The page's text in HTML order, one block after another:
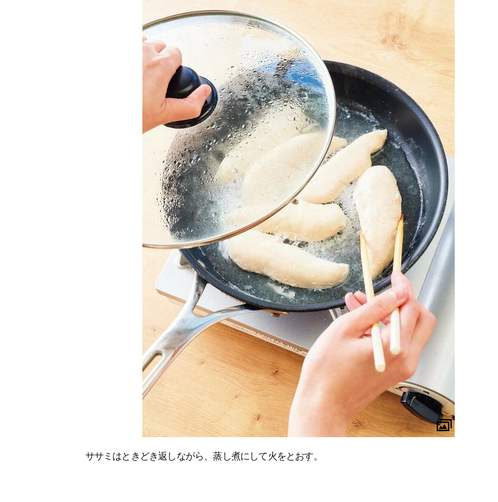
ササミはときどき返しながら、蒸し煮にして火をとおす。